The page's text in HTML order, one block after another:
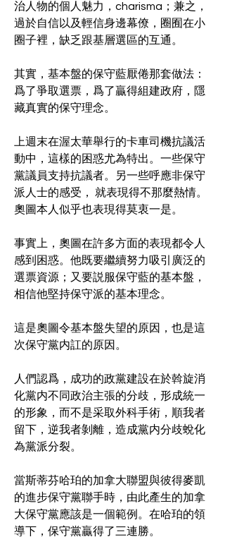
治人物的個人魅力，charisma；兼之，
過於自信以及輕信身邊幕僚，圈囿在小
圈子裡，缺乏跟基層選區的互通。
其實，基本盤的保守藍厭倦那套做法：
爲了爭取選票，爲了贏得組建政府，隱
藏真實的保守理念。
上週末在渥太華舉行的卡車司機抗議活
動中，這樣的困惑尤為特出。一些保守
黨議員支持抗議者。另一些呼應非保守
派人士的感受， 就表現得不那麼熱情。
奧圖本人似乎也表現得莫衷一是。
事實上，奧圖在許多方面的表現都令人
感到困惑。他既要繼續努力吸引廣泛的
選票資源；又要説服保守藍的基本盤，
相信他堅持保守派的基本理念。
這是奧圖令基本盤失望的原因，也是這
次保守黨内訌的原因。
人們認爲，成功的政黨建設在於斡旋消
化黨内不同政治主張的分歧，形成統一
的形象，而不是采取外科手術，順我者
留下，逆我者剝離，造成黨内分歧蛻化
為黨派分裂。
當斯蒂芬哈珀的加拿大聯盟與彼得麥凱
的進步保守黨聯手時，由此產生的加拿
大保守黨應該是一個範例。在哈珀的領
導下，保守黨贏得了三連勝。